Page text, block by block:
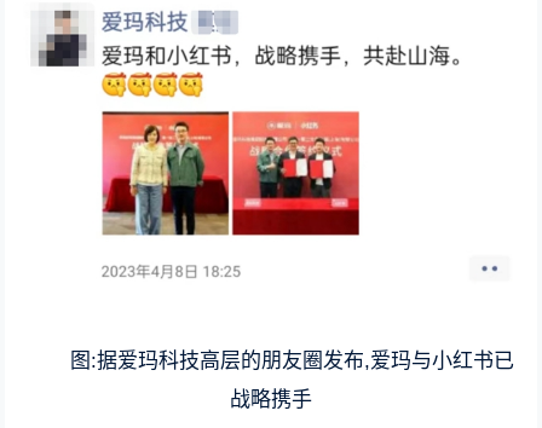
图:据爱玛科技高层的朋友圈发布,爱玛与小红书已
战略携手